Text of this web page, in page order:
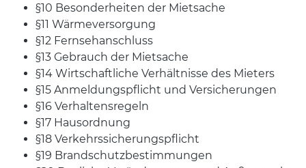
§10 Besonderheiten der Mietsache
§11 Wärmeversorgung
§12 Fernsehanschluss
§13 Gebrauch der Mietsache
§14 Wirtschaftliche Verhältnisse des Mieters
§15 Anmeldungspflicht und Versicherungen
§16 Verhaltensregeln
§17 Hausordnung
§18 Verkehrssicherungspflicht
§19 Brandschutzbestimmungen